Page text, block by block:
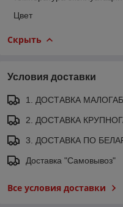
Цвет
Скрыть
Условия доставки
1. ДОСТАВКА
2. ДОСТАВКА
3. ДОСТАВКА ПО
Доставка "Самовывоз"
Все условия доставки